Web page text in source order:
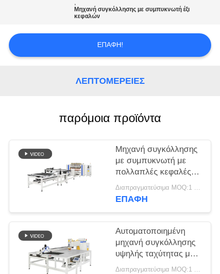
ΑΠΌΣΠΑΣΜΑ
ΠΟΛΙΤΙΚΉ
ΜΥΣΤΙΚΌΤΗΤΑΣ
,
Μηχανή συγκόλλησης με συμπυκνωτή έξι
κεφαλών
ΕΠΑΦΉ!
ΛΕΠΤΟΜΈΡΕΙΕΣ
παρόμοια προϊόντα
Μηχανή συγκόλλησης
με συμπυκνωτή με
πολλαπλές κεφαλές
Gantry σχεδιασμένη
για αυτοματοποιημένη
παραγωγής μεγάλης
κλίμακας
Διαπραγματεύσιμα MOQ:1 Σετ
ΕΠΑΦΉ
Αυτοματοποιημένη
μηχανή συγκόλλησης
υψηλής ταχύτητας με
συμπυκνωτή με
Διαπραγματεύσιμα MOQ:1 Σετ